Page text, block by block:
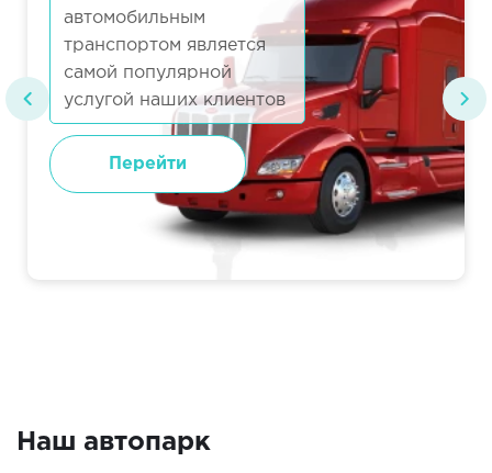
автомобильным
транспортом является
самой популярной
услугой наших клиентов
Перейти
Наш автопарк